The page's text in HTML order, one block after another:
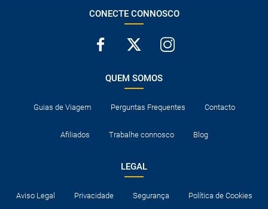
CONECTE CONNOSCO
QUEM SOMOS
Guias de Viagem Perguntas Frequentes Contacto
Afiliados Trabalhe connosco Blog
LEGAL
Aviso Legal Privacidade Segurança Política de Cookies